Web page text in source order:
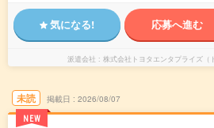
気になる! 応募へ進む
派遣会社 株式会社トヨタエンタプライズ（
未読
NEW
掲載日 2026/08/07